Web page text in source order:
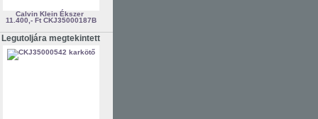
Calvin Klein Ékszer
11.400,- Ft CKJ35000187B
Legutoljára megtekintett